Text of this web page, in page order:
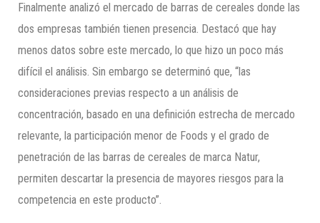
Finalmente analizó el mercado de barras de cereales donde las
dos empresas también tienen presencia. Destacó que hay
menos datos sobre este mercado, lo que hizo un poco más
difícil el análisis. Sin embargo se determinó que, “las
consideraciones previas respecto a un análisis de
concentración, basado en una definición estrecha de mercado
relevante, la participación menor de Foods y el grado de
penetración de las barras de cereales de marca Natur,
permiten descartar la presencia de mayores riesgos para la
competencia en este producto”.